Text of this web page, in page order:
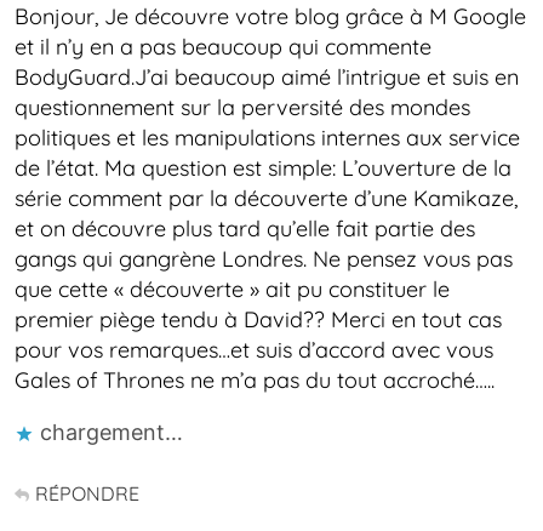
Bonjour, Je découvre votre blog grâce à M Google
et il n’y en a pas beaucoup qui commente
BodyGuard.J’ai beaucoup aimé l’intrigue et suis en
questionnement sur la perversité des mondes
politiques et les manipulations internes aux service
de l’état. Ma question est simple: L’ouverture de la
série comment par la découverte d’une Kamikaze,
et on découvre plus tard qu’elle fait partie des
gangs qui gangrène Londres. Ne pensez vous pas
que cette « découverte » ait pu constituer le
premier piège tendu à David?? Merci en tout cas
pour vos remarques…et suis d’accord avec vous
Gales of Thrones ne m’a pas du tout accroché…..
chargement…
RÉPONDRE